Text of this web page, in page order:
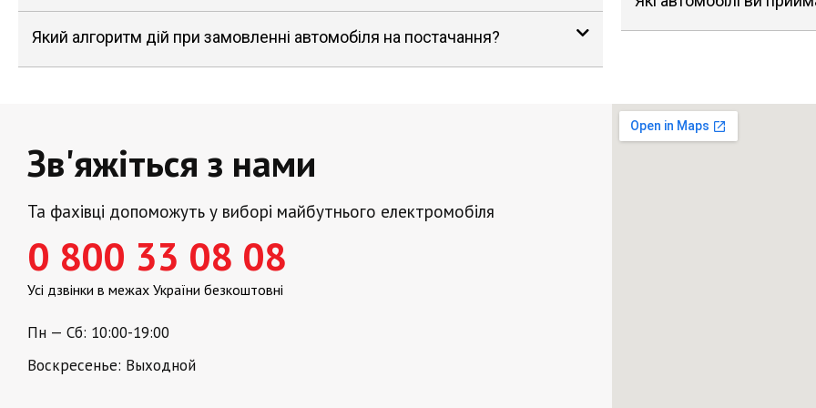
Який алгоритм дій при замовленні автомобіля на постачання?
Зв'яжіться з нами
Та фахівці допоможуть у виборі майбутнього електромобіля
0 800 33 08 08
Усі дзвінки в межах України безкоштовні
Пн — Сб: 10:00-19:00
Воскресенье: Выходной